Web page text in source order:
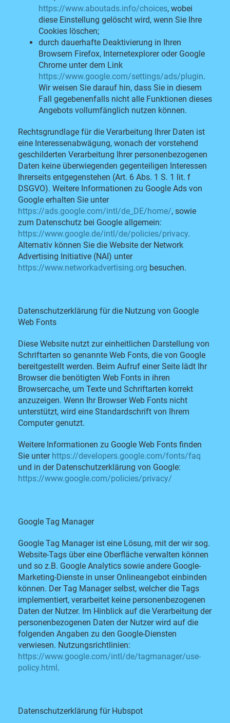
https://www.aboutads.info/choices, wobei
diese Einstellung gelöscht wird, wenn Sie Ihre
Cookies löschen;
durch dauerhafte Deaktivierung in Ihren
Browsern Firefox, Internetexplorer oder Google
Chrome unter dem Link
https://www.google.com/settings/ads/plugin.
Wir weisen Sie darauf hin, dass Sie in diesem
Fall gegebenenfalls nicht alle Funktionen dieses
Angebots vollumfänglich nutzen können.
Rechtsgrundlage für die Verarbeitung Ihrer Daten ist
eine Interessenabwägung, wonach der vorstehend
geschilderten Verarbeitung Ihrer personenbezogenen
Daten keine überwiegenden gegenteiligen Interessen
Ihrerseits entgegenstehen (Art. 6 Abs. 1 S. 1 lit. f
DSGVO). Weitere Informationen zu Google Ads von
Google erhalten Sie unter
https://ads.google.com/intl/de_DE/home/, sowie
zum Datenschutz bei Google allgemein:
https://www.google.de/intl/de/policies/privacy.
Alternativ können Sie die Website der Network
Advertising Initiative (NAI) unter
https://www.networkadvertising.org besuchen.
Datenschutzerklärung für die Nutzung von Google
Web Fonts
Diese Website nutzt zur einheitlichen Darstellung von
Schriftarten so genannte Web Fonts, die von Google
bereitgestellt werden. Beim Aufruf einer Seite lädt Ihr
Browser die benötigten Web Fonts in ihren
Browsercache, um Texte und Schriftarten korrekt
anzuzeigen. Wenn Ihr Browser Web Fonts nicht
unterstützt, wird eine Standardschrift von Ihrem
Computer genutzt.
Weitere Informationen zu Google Web Fonts finden
Sie unter https://developers.google.com/fonts/faq
und in der Datenschutzerklärung von Google:
https://www.google.com/policies/privacy/
Google Tag Manager
Google Tag Manager ist eine Lösung, mit der wir sog.
Website-Tags über eine Oberfläche verwalten können
und so z.B. Google Analytics sowie andere Google-
Marketing-Dienste in unser Onlineangebot einbinden
können. Der Tag Manager selbst, welcher die Tags
implementiert, verarbeitet keine personenbezogenen
Daten der Nutzer. Im Hinblick auf die Verarbeitung der
personenbezogenen Daten der Nutzer wird auf die
folgenden Angaben zu den Google-Diensten
verwiesen. Nutzungsrichtlinien:
https://www.google.com/intl/de/tagmanager/use-
policy.html.
Datenschutzerklärung für Hubspot